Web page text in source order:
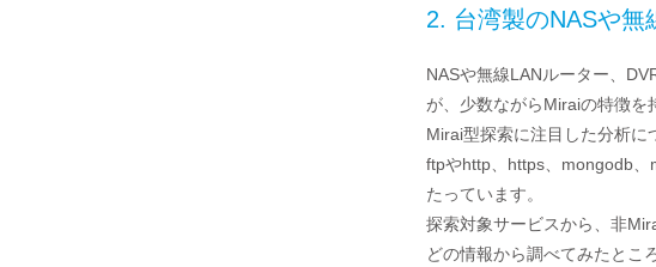
2. 台湾製のNASや無
NASや無線LANルーター、
が、少数ながらMiraiの特徴
Mirai型探索に注目した分析に
ftpやhttp、https、mongodb、
たっています。
探索対象サービスから、非
どの情報から調べてみたとこ